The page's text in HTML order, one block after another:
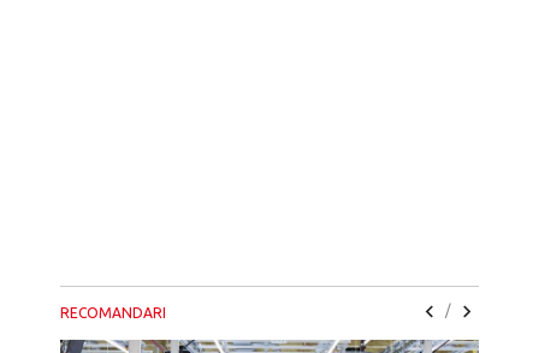
RECOMANDARI /